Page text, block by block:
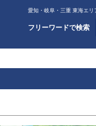
愛知・岐阜・三重 東海エ
フリーワードで検索